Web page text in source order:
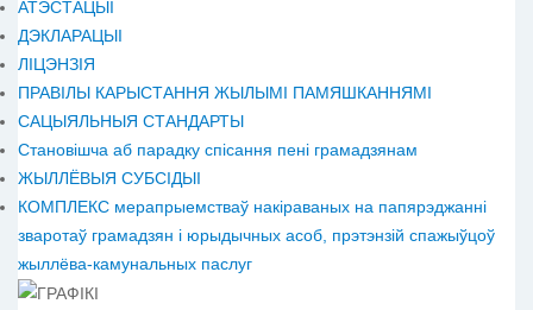
АТЭСТАЦЫІ
ДЭКЛАРАЦЫІ
ЛІЦЭНЗІЯ
ПРАВІЛЫ КАРЫСТАННЯ ЖЫЛЫМІ ПАМЯШКАННЯМІ
САЦЫЯЛЬНЫЯ СТАНДАРТЫ
Становiшча аб парадку спісання пені грамадзянам
ЖЫЛЛЁВЫЯ СУБСІДЫІ
КОМПЛЕКС мерапрыемстваў накіраваных на папярэджанні
зваротаў грамадзян і юрыдычных асоб, прэтэнзій спажыўцоў
жыллёва-камунальных паслуг